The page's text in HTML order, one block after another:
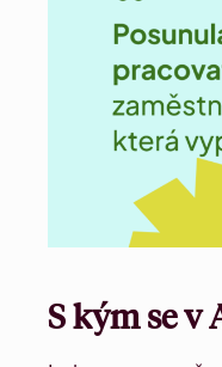
S kým se v